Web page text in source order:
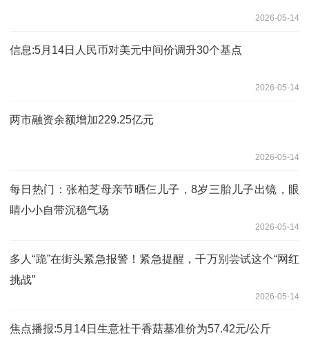
2026-05-14
信息:5月14日人民币对美元中间价调升30个基点
2026-05-14
两市融资余额增加229.25亿元
2026-05-14
每日热门：张柏芝母亲节晒仨儿子，8岁三胎儿子出镜，眼
睛小小自带沉稳气场
2026-05-14
多人“跪”在街头紧急报警！紧急提醒，千万别尝试这个“网红
挑战”
2026-05-14
焦点播报:5月14日生意社干香菇基准价为57.42元/公斤